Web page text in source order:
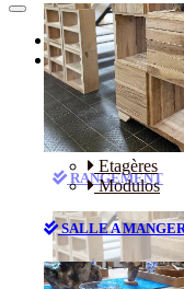
Etagères
Modulos
SALLE A
Accueil
Catalogue
Le
RANGEMENT